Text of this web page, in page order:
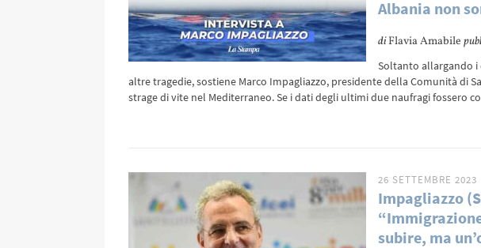
Albania non
diFlavia Amabile
Soltanto allargando
altre tragedie, sostiene Marco Impagliazzo, presidente della Comunità di
strage di vite nel Mediterraneo. Se i dati degli ultimi due naufragi fossero
26 SETTEMBRE 2023
Impagliazzo
subire, ma